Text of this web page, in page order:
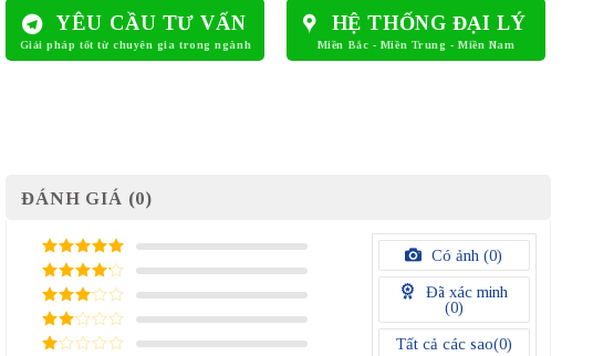
YÊU CẦU TƯ VẤN HỆ THỐNG ĐẠI LÝ
ĐÁNH GIÁ (0)
5/ 5 điểm
4/ 5
điểm
3/ 5
điểm
2/
Có ảnh (0)
Đã xác minh
(0)
Tất cả các sao(0)